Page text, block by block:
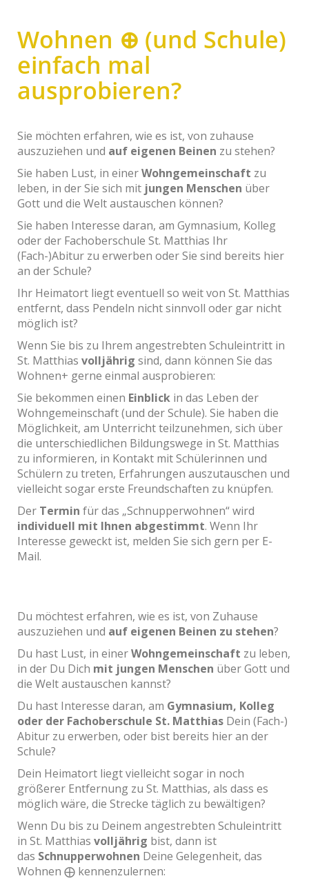
Wohnen ⊕ (und Schule)
einfach mal
ausprobieren?
Sie möchten erfahren, wie es ist, von zuhause
auszuziehen und auf eigenen Beinen zu stehen?
Sie haben Lust, in einerWohngemeinschaft zu
leben, in der Sie sich mit jungen Menschen über
Gott und die Welt austauschen können?
Sie haben Interesse daran, am Gymnasium, Kolleg
oder der Fachoberschule St. Matthias Ihr
(Fach-)Abitur zu erwerben oder Sie sind bereits hier
an der Schule?
Ihr Heimatort liegt eventuell so weit von St. Matthias
entfernt, dass Pendeln nicht sinnvoll oder gar nicht
möglich ist?
Wenn Sie bis zu Ihrem angestrebten Schuleintritt in
St. Matthias volljährig sind, dann können Sie das
Wohnen+ gerne einmal ausprobieren:
Sie bekommen einen Einblick in das Leben der
Wohngemeinschaft (und der Schule). Sie haben die
Möglichkeit, am Unterricht teilzunehmen, sich über
die unterschiedlichen Bildungswege in St. Matthias
zu informieren, in Kontakt mit Schülerinnen und
Schülern zu treten, Erfahrungen auszutauschen und
vielleicht sogar erste Freundschaften zu knüpfen.
Der Termin für das „Schnupperwohnen“ wird
individuell mit Ihnen abgestimmt. Wenn Ihr
Interesse geweckt ist, melden Sie sich gern per E-
Mail.
Du möchtest erfahren, wie es ist, von Zuhause
auszuziehen und auf eigenen Beinen zu stehen?
Du hast Lust, in einerWohngemeinschaft zu leben,
in der Du Dich mit jungen Menschen über Gott und
die Welt austauschen kannst?
Du hast Interesse daran, am Gymnasium, Kolleg
oder der Fachoberschule St. Matthias Dein (Fach-)
Abitur zu erwerben, oder bist bereits hier an der
Schule?
Dein Heimatort liegt vielleicht sogar in noch
größerer Entfernung zu St. Matthias, als dass es
möglich wäre, die Strecke täglich zu bewältigen?
Wenn Du bis zu Deinem angestrebten Schuleintritt
in St. Matthias volljährig bist, dann ist
das Schnupperwohnen Deine Gelegenheit, das
Wohnen ⨁ kennenzulernen: